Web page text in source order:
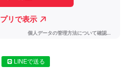
LINEで送る